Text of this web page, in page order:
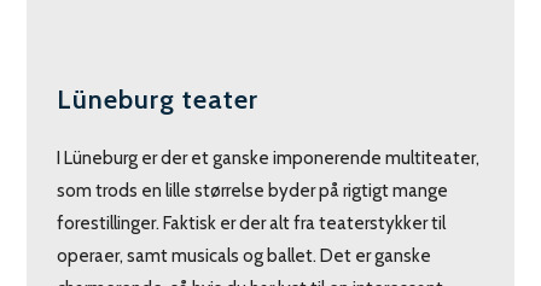
Lüneburg teater
I Lüneburg er der et ganske imponerende multiteater,
som trods en lille størrelse byder på rigtigt mange
forestillinger. Faktisk er der alt fra teaterstykker til
operaer, samt musicals og ballet. Det er ganske